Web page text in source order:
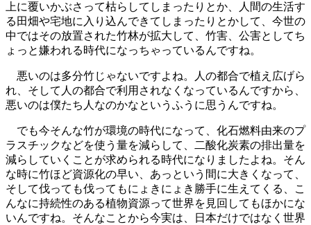
上に覆いかぶさって枯らしてしまったりとか、人間の生活す
る田畑や宅地に入り込んできてしまったりとかして、今世の
中ではその放置された竹林が拡大して、竹害、公害としてち
ょっと嫌われる時代になっちゃっているんですね。
悪いのは多分竹じゃないですよね。人の都合で植え広げら
れ、そして人の都合で利用されなくなっているんですから、
悪いのは僕たち人なのかなというふうに思うんですね。
でも今そんな竹が環境の時代になって、化石燃料由来のプ
ラスチックなどを使う量を減らして、二酸化炭素の排出量を
減らしていくことが求められる時代になりましたよね。そん
な時に竹ほど資源化の早い、あっという間に大きくなって、
そして伐っても伐ってもにょきにょき勝手に生えてくる、こ
んなに持続性のある植物資源って世界を見回してもほかにな
いんですね。そんなことから今実は、日本だけではなく世界